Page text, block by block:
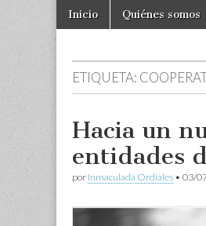
Main
menu
Skip
Inicio Quiénes somos
ETIQUETA:
Hacia un
entidades
por Inmaculada Ordiales • 03/